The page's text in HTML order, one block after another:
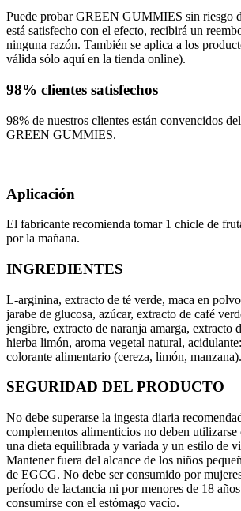
Puede probar GREEN GUMMIES sin riesgo
está satisfecho con el efecto, recibirá un
ninguna razón. También se aplica a los
válida sólo aquí en la tienda online).
98% clientes satisfechos
98% de nuestros clientes están convencidos
GREEN GUMMIES.
Aplicación
El fabricante recomienda tomar 1 chicle de
por la mañana.
INGREDIENTES
L-arginina, extracto de té verde, maca en
jarabe de glucosa, azúcar, extracto de café
jengibre, extracto de naranja amarga, extracto
hierba limón, aroma vegetal natural,
colorante alimentario (cereza, limón, manzana).
SEGURIDAD DEL PRODUCTO
No debe superarse la ingesta diaria
complementos alimenticios no deben utilizarse
una dieta equilibrada y variada y un estilo de
Mantener fuera del alcance de los niños
de EGCG. No debe ser consumido por
período de lactancia ni por menores de 18
consumirse con el estómago vacío.